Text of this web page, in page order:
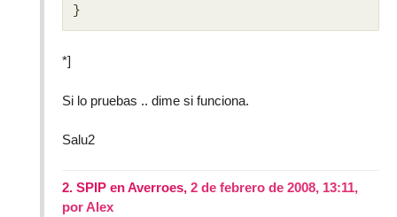
}
*]
Si lo pruebas .. dime si funciona.
Salu2
2. SPIP en Averroes, 2 de febrero de 2008, 13:11,
porAlex